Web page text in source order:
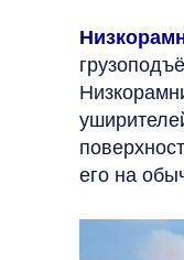
его на